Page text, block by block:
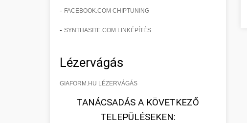
- FACEBOOK.COM CHIPTUNING
- SYNTHASITE.COM LINKÉPÍTÉS
Lézervágás
GIAFORM.HU LÉZERVÁGÁS
TANÁCSADÁS A KÖVETKEZŐ
TELEPÜLÉSEKEN: